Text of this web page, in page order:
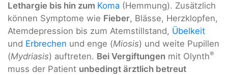
Lethargie bis hin zum Koma (Hemmung). Zusätzlich
können Symptome wie Fieber, Blässe, Herzklopfen,
Atemdepression bis zum Atemstillstand, Übelkeit
und Erbrechen und enge (Miosis) und weite Pupillen
(Mydriasis) auftreten. Bei Vergiftungen mit Olynth®
muss der Patient unbedingt ärztlich betreut